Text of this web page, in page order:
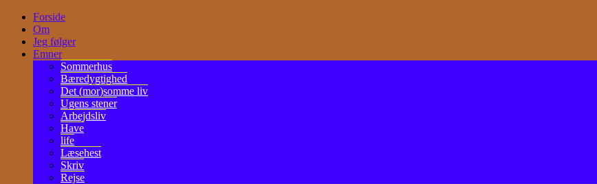
Forside
Om
Jeg følger
Emner
Sommerhus
Bæredygtighed
Det (mor)somme liv
Ugens stener
Arbejdsliv
Have
life
Læsehest
Skriv
Rejse